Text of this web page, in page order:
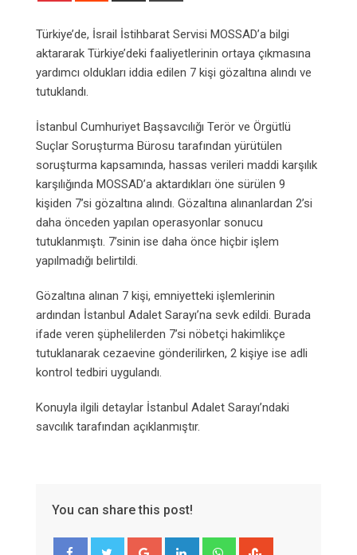
Türkiye’de, İsrail İstihbarat Servisi MOSSAD’a bilgi
aktararak Türkiye’deki faaliyetlerinin ortaya çıkmasına
yardımcı oldukları iddia edilen 7 kişi gözaltına alındı ve
tutuklandı.
İstanbul Cumhuriyet Başsavcılığı Terör ve Örgütlü
Suçlar Soruşturma Bürosu tarafından yürütülen
soruşturma kapsamında, hassas verileri maddi karşılık
karşılığında MOSSAD’a aktardıkları öne sürülen 9
kişiden 7’si gözaltına alındı. Gözaltına alınanlardan 2’si
daha önceden yapılan operasyonlar sonucu
tutuklanmıştı. 7’sinin ise daha önce hiçbir işlem
yapılmadığı belirtildi.
Gözaltına alınan 7 kişi, emniyetteki işlemlerinin
ardından İstanbul Adalet Sarayı’na sevk edildi. Burada
ifade veren şüphelilerden 7’si nöbetçi hakimlikçe
tutuklanarak cezaevine gönderilirken, 2 kişiye ise adli
kontrol tedbiri uygulandı.
Konuyla ilgili detaylar İstanbul Adalet Sarayı’ndaki
savcılık tarafından açıklanmıştır.
You can share this post!
Google+ LinkedIn Whatsapp